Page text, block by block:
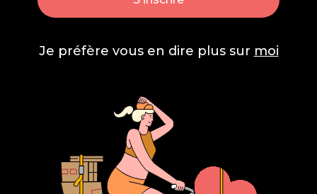
Je préfère vous en dire plus sur moi